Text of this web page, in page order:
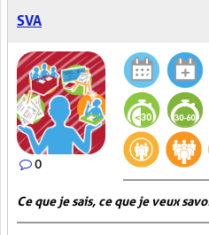
SVA
0
Ce que je sais, ce que je veux